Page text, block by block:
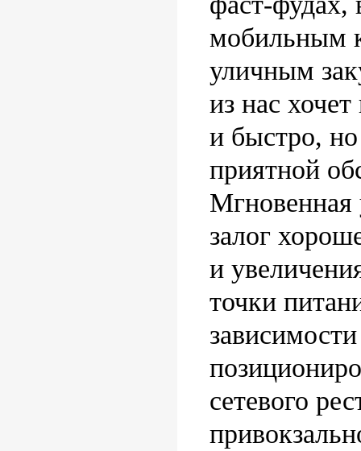
мобильным
уличным
из нас
и быстро,
приятной
Мгновенная
залог
и
точки
сетевого